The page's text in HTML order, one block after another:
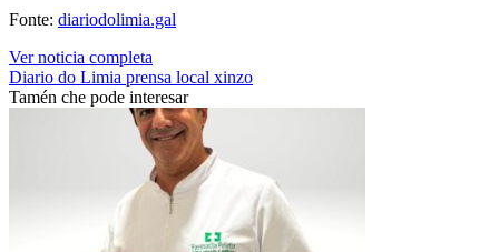
Fonte: diariodolimia.gal
Ver noticia completa
Diario do Limia prensa local xinzo
Tamén che pode interesar